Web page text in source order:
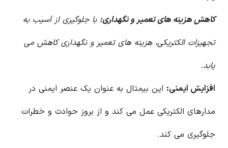
کاهش هزینه های تعمیر و نگهداری: با جلوگیری از آسیب به
تجهیزات الکتریکی، هزینه های تعمیر و نگهداری کاهش می
یابد.
افزایش ایمنی: این بیمتال به عنوان یک عنصر ایمنی در
مدارهای الکتریکی عمل می کند و از بروز حوادث و خطرات
جلوگیری می کند.